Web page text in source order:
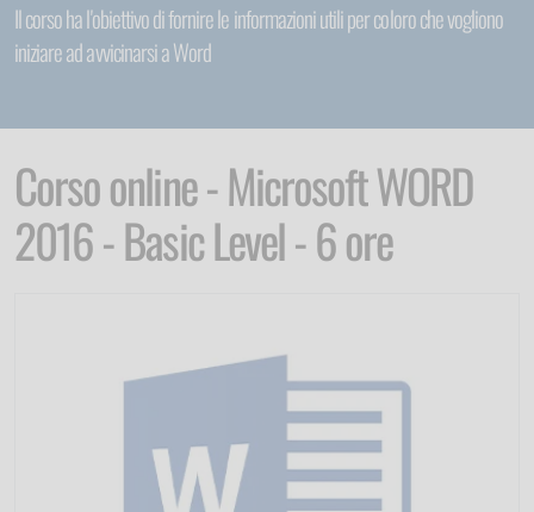
Il corso ha l'obiettivo di fornire le informazioni utili per coloro che vogliono
iniziare ad avvicinarsi a Word
Corso online - Microsoft WORD
2016 - Basic Level - 6 ore